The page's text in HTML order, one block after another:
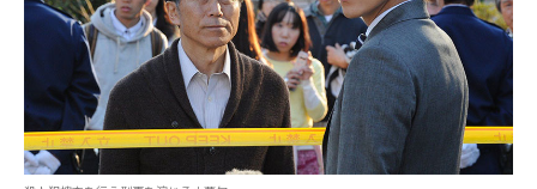
(C)金城一紀／テレビ朝日